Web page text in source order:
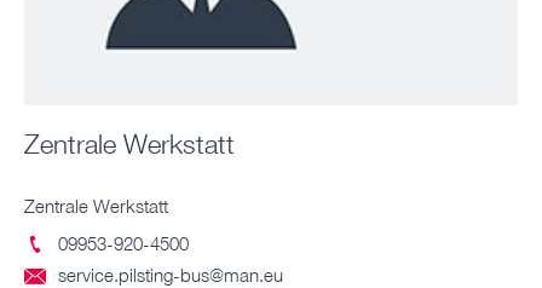
Zentrale Werkstatt
Zentrale Werkstatt

09953-920-4500
 service.pilsting-bus@man.eu